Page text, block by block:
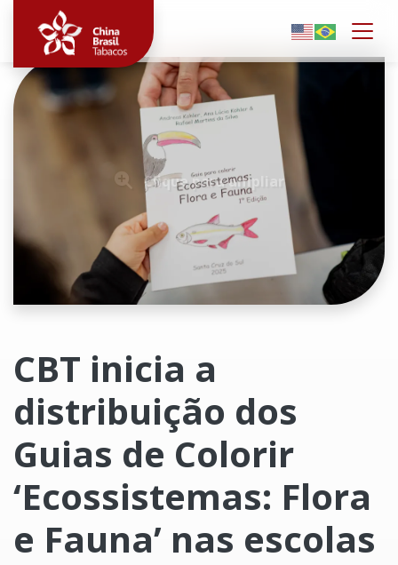
Clique para ampliar
CBT inicia a
distribuição dos
Guias de Colorir
‘Ecossistemas: Flora
e Fauna’ nas escolas